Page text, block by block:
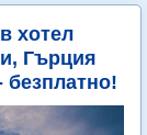
хотел
Гърция
безплатно!